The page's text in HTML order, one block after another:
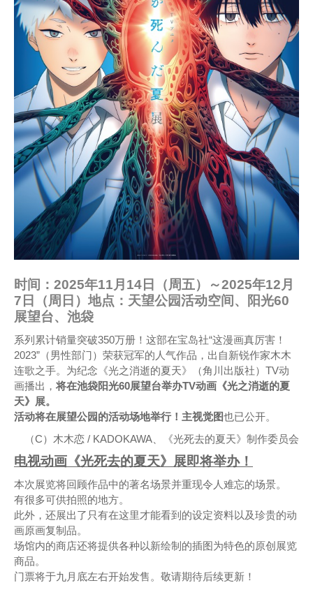
时间：2025年11月14日（周五）～2025年12月
7日（周日）地点：天望公园活动空间、阳光60
展望台、池袋
系列累计销量突破350万册！这部在宝岛社“这漫画真厉害！
2023”（男性部门）荣获冠军的人气作品，出自新锐作家木木
连歌之手。为纪念《光之消逝的夏天》（角川出版社）TV动
画播出， 将在池袋阳光60展望台举办TV动画《光之消逝的夏
天》展。
活动将在展望公园的活动场地举行！ 主视觉图也已公开。
（C）木木恋 / KADOKAWA、《光死去的夏天》制作委员会
电视动画《光死去的夏天》展即将举办！
本次展览将回顾作品中的著名场景并重现令人难忘的场景。
有很多可供拍照的地方。
此外，还展出了只有在这里才能看到的设定资料以及珍贵的动
画原画复制品。
场馆内的商店还将提供各种以新绘制的插图为特色的原创展览
商品。
门票将于九月底左右开始发售。敬请期待后续更新！